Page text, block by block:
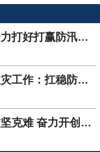
河南省委书记王国生：全力打好打赢防汛救灾主动仗
王国生在郑州检查防汛救灾工作：扛稳防汛救灾的政治责任
河南省委书记王国生：攻坚克难 奋力开创县域高质量发展新局面